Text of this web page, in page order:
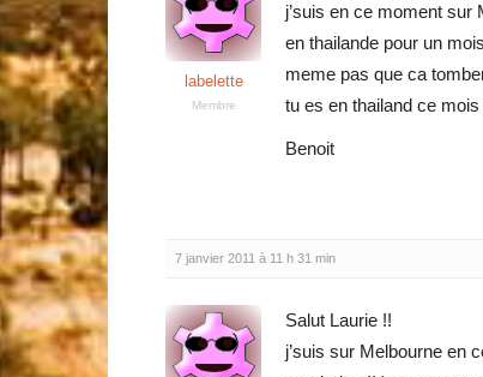
labelette
Membre
j’suis en ce moment sur
en thailande pour un
meme pas que ca
tu es en thailand ce
Benoit
7 janvier 2011 à 11 h 31 min
Salut Laurie !!
j’suis sur Melbourne en